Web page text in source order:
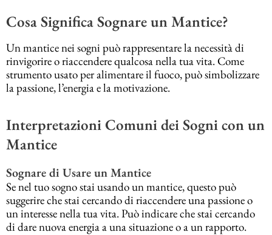
Cosa Significa Sognare un Mantice?
Un mantice nei sogni può rappresentare la necessità di
rinvigorire o riaccendere qualcosa nella tua vita. Come
strumento usato per alimentare il fuoco, può simbolizzare
la passione, l’energia e la motivazione.
Interpretazioni Comuni dei Sogni con un
Mantice
Sognare di Usare un Mantice
Se nel tuo sogno stai usando un mantice, questo può
suggerire che stai cercando di riaccendere una passione o
un interesse nella tua vita. Può indicare che stai cercando
di dare nuova energia a una situazione o a un rapporto.